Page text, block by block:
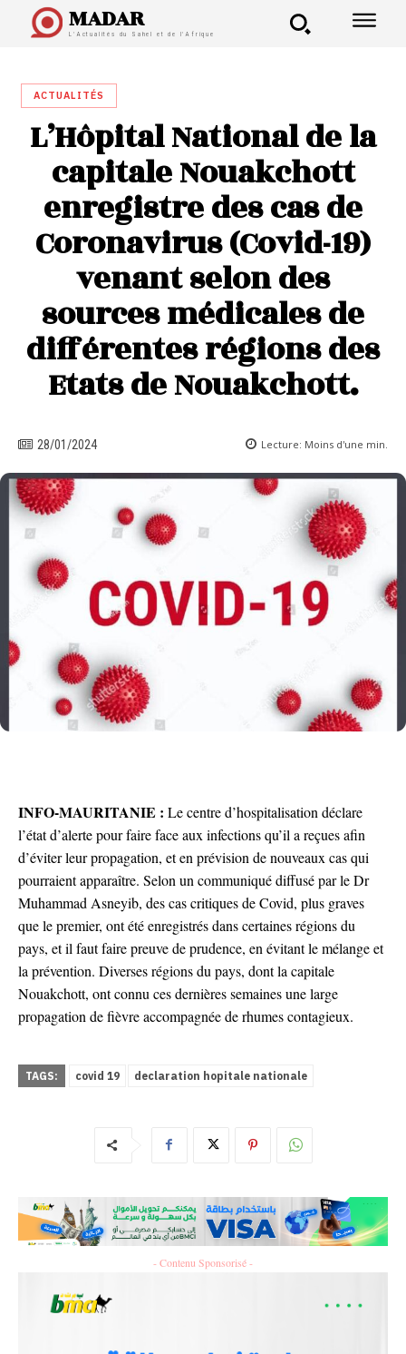
MADAR
L'Actualités du Sahel et de l'Afrique
ACTUALITÉS
L’Hôpital National de la
capitale Nouakchott
enregistre des cas de
Coronavirus (Covid-19)
venant selon des
sources médicales de
différentes régions des
Etats de Nouakchott.
28/01/2024 Lecture: Moins d'une min.
INFO-MAURITANIE : Le centre d’hospitalisation déclare
l’état d’alerte pour faire face aux infections qu’il a reçues afin
d’éviter leur propagation, et en prévision de nouveaux cas qui
pourraient apparaître. Selon un communiqué diffusé par le Dr
Muhammad Asneyib, des cas critiques de Covid, plus graves
que le premier, ont été enregistrés dans certaines régions du
pays, et il faut faire preuve de prudence, en évitant le mélange et
la prévention. Diverses régions du pays, dont la capitale
Nouakchott, ont connu ces dernières semaines une large
propagation de fièvre accompagnée de rhumes contagieux.
TAGS: covid 19 declaration hopitale nationale
- Contenu Sponsorisé -